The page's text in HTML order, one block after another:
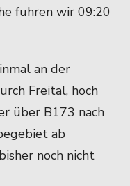
fuhren wir 09:20
an der
Freital, hoch
über B173 nach
ab
noch nicht